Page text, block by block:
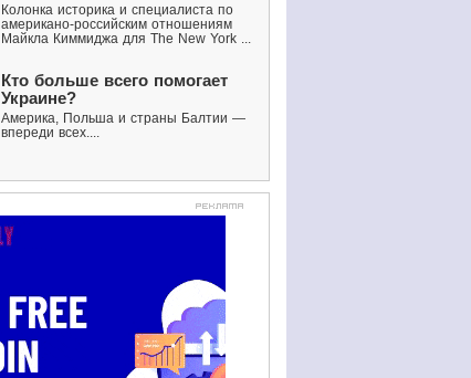
Колонка историка и специалиста по
американо-российским отношениям
Майкла Киммиджа для The New York ...
Кто больше всего помогает
Украине?
Америка, Польша и страны Балтии —
впереди всех....